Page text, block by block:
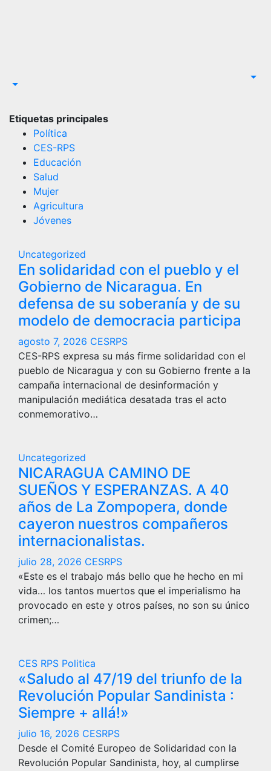
Etiquetas principales
Política
CES-RPS
Educación
Salud
Mujer
Agricultura
Jóvenes
Uncategorized
En solidaridad con el pueblo y el
Gobierno de Nicaragua. En
defensa de su soberanía y de su
modelo de democracia participa
agosto 7, 2026 CESRPS
CES-RPS expresa su más firme solidaridad con el
pueblo de Nicaragua y con su Gobierno frente a la
campaña internacional de desinformación y
manipulación mediática desatada tras el acto
conmemorativo…
Uncategorized
NICARAGUA CAMINO DE
SUEÑOS Y ESPERANZAS. A 40
años de La Zompopera, donde
cayeron nuestros compañeros
internacionalistas.
julio 28, 2026 CESRPS
«Este es el trabajo más bello que he hecho en mi
vida… los tantos muertos que el imperialismo ha
provocado en este y otros países, no son su único
crimen;…
CES RPS Politica
«Saludo al 47/19 del triunfo de la
Revolución Popular Sandinista :
Siempre + allá!»
julio 16, 2026 CESRPS
Desde el Comité Europeo de Solidaridad con la
Revolución Popular Sandinista, hoy, al cumplirse